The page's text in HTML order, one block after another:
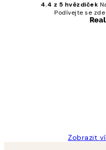
4.4 z 5 hvězdiček
Podívejte se
Zobrazit